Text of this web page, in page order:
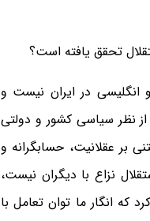
تحقق یافته است؟
انگلیسی در ایران نیست و
از نظر سیاسی کشور و دولتی
بر عقلانیت، حسابگرانه و
نزاع با دیگران نیست،
که انگار ما توان تعامل با